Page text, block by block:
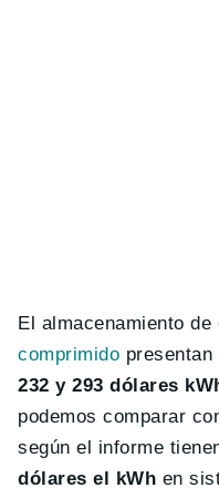
El almacenamiento de
comprimido
232 y 293 dólares
podemos comparar
según el informe
dólares el kWh en